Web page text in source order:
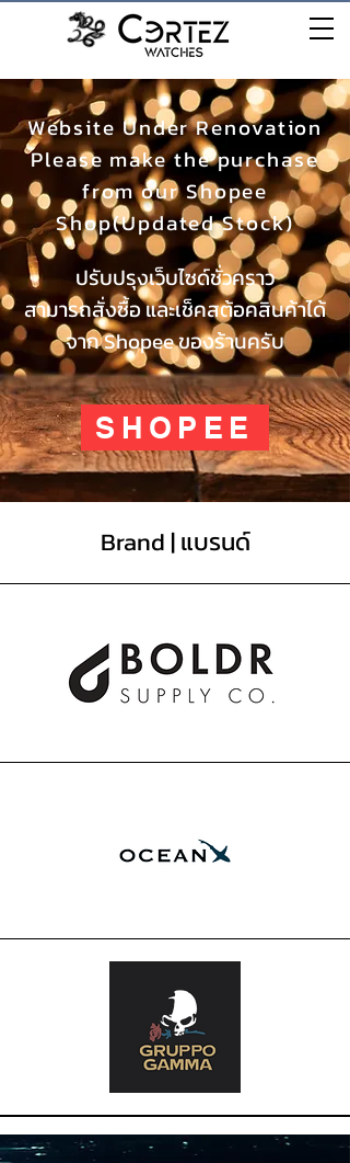
Website Under Renovation
Please make the purchase
from our Shopee
Shop(Updated Stock)
ปรับปรุงเว็บไซด์ชั่วคราว
สามารถสั่งซื้อ และเช็คสต้อคสินค้าได้
จาก Shopee ของร้านครับ
SHOPEE
Brand | แบรนด์